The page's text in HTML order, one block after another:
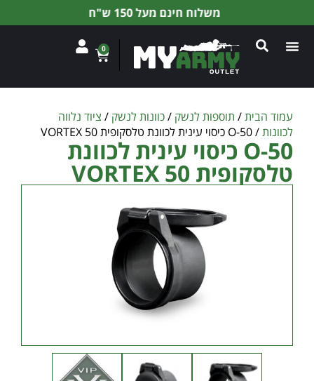
משלוח חינם מעל 150 ש"ח
0
עמוד הבית/ תוספות לנשק /כוונות לנשק / ציוד נלווה
לכוונות/ O-50 כיסוי עינית לכוונת טלסקופית VORTEX 50
O-50 כיסוי עינית לכוונת
טלסקופית VORTEX 50